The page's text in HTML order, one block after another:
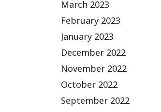
March 2023
February 2023
January 2023
December 2022
November 2022
October 2022
September 2022